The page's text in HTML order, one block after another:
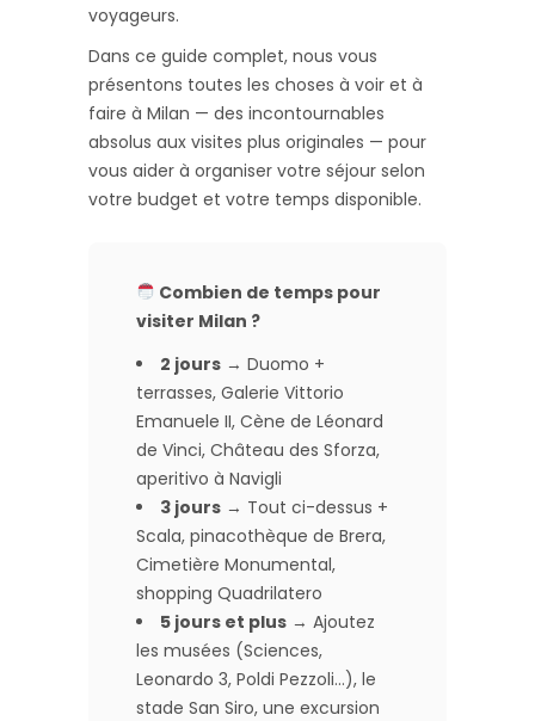
voyageurs.
Dans ce guide complet, nous vous
présentons toutes les choses à voir et à
faire à Milan — des incontournables
absolus aux visites plus originales — pour
vous aider à organiser votre séjour selon
votre budget et votre temps disponible.
Combien de temps pour
visiter Milan ?
2 jours → Duomo +
terrasses, Galerie Vittorio
Emanuele II, Cène de Léonard
de Vinci, Château des Sforza,
aperitivo à Navigli
3 jours → Tout ci-dessus +
Scala, pinacothèque de Brera,
Cimetière Monumental,
shopping Quadrilatero
5 jours et plus → Ajoutez
les musées (Sciences,
Leonardo 3, Poldi Pezzoli…), le
stade San Siro, une excursion